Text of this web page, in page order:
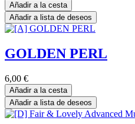
Añadir a la cesta
Añadir a lista de deseos
GOLDEN PERL
6,00 €
Añadir a la cesta
Añadir a lista de deseos